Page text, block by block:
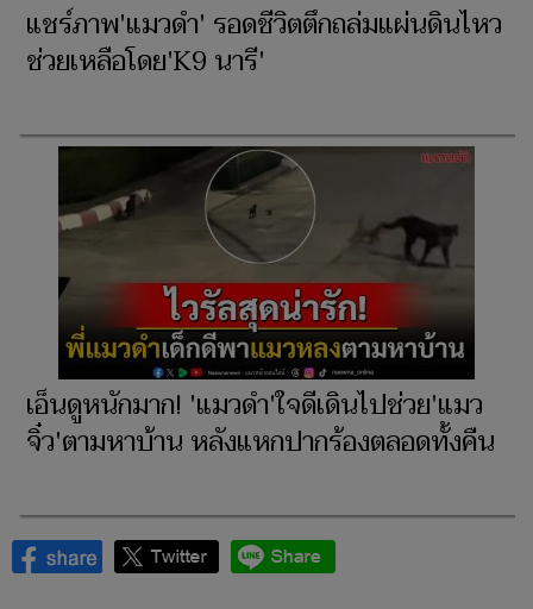
แชร์ภาพ'แมวดำ' รอดชีวิตตึกถล่มแผ่นดินไหว
ช่วยเหลือโดย'K9 นารี'
เอ็นดูหนักมาก! 'แมวดำ'ใจดีเดินไปช่วย'แมว
จิ๋ว'ตามหาบ้าน หลังแหกปากร้องตลอดทั้งคืน